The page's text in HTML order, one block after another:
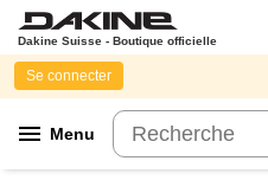
Dakine Suisse - Boutique officielle
menu Menu
Se connecter